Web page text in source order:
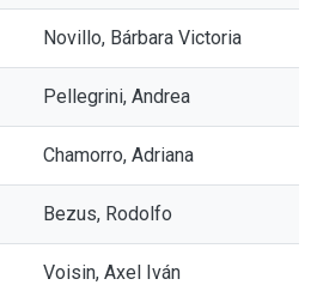
Novillo, Bárbara Victoria
Pellegrini, Andrea
Chamorro, Adriana
Bezus, Rodolfo
Voisin, Axel Iván